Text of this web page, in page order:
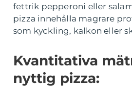
fettrik pepperoni eller
pizza innehålla magrare
som kyckling, kalkon eller
Kvantitativa
nyttig pizza: